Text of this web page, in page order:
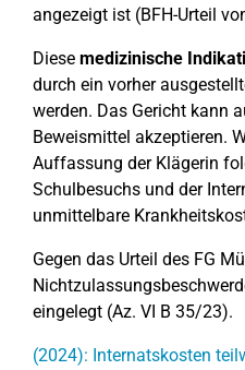
angezeigt ist (BFH-Urteil
Diese medizinische
durch ein vorher
werden. Das Gericht kann
Beweismittel akzeptieren.
Auffassung der Klägerin
Schulbesuchs und der
unmittelbare
Gegen das Urteil des FG
eingelegt (Az. VI B 35/23).
(2024): Internatskosten